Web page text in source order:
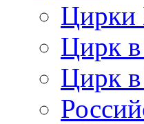
Цирки
Цирк
Цирк в